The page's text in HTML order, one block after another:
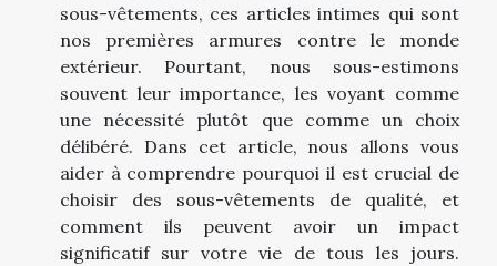
sous-vêtements, ces articles intimes qui sont
nos premières armures contre le monde
extérieur. Pourtant, nous sous-estimons
souvent leur importance, les voyant comme
une nécessité plutôt que comme un choix
délibéré. Dans cet article, nous allons vous
aider à comprendre pourquoi il est crucial de
choisir des sous-vêtements de qualité, et
comment ils peuvent avoir un impact
significatif sur votre vie de tous les jours.